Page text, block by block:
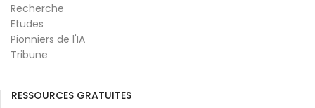
Recherche
Etudes
Pionniers de l'IA
Tribune
RESSOURCES GRATUITES